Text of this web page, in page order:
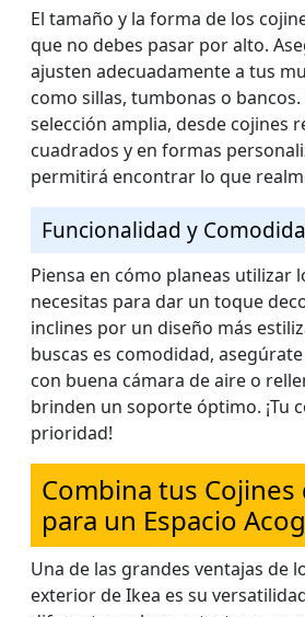
El tamaño y la forma de los
que no debes pasar por alto.
ajusten adecuadamente a tus
como sillas, tumbonas o
selección amplia, desde cojines
cuadrados y en formas
permitirá encontrar lo que
Funcionalidad y
Piensa en cómo planeas utilizar
necesitas para dar un toque
inclines por un diseño más
buscas es comodidad,
con buena cámara de aire o
brinden un soporte óptimo. ¡Tu
prioridad!
Combina tus
para un Espacio
Una de las grandes ventajas de
exterior de Ikea es su